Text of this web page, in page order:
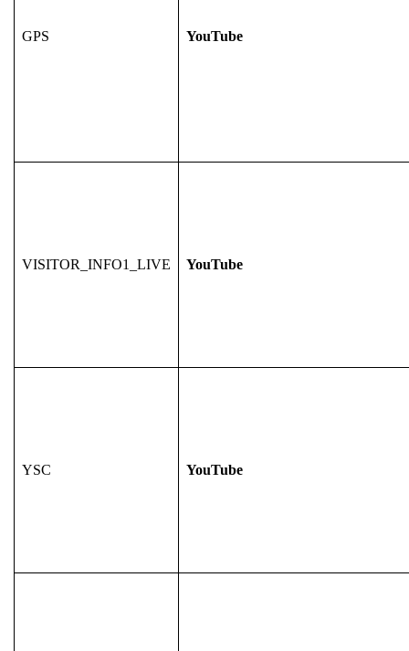
GPS YouTube
VISITOR_INFO1_LIVE YouTube
YSC YouTube